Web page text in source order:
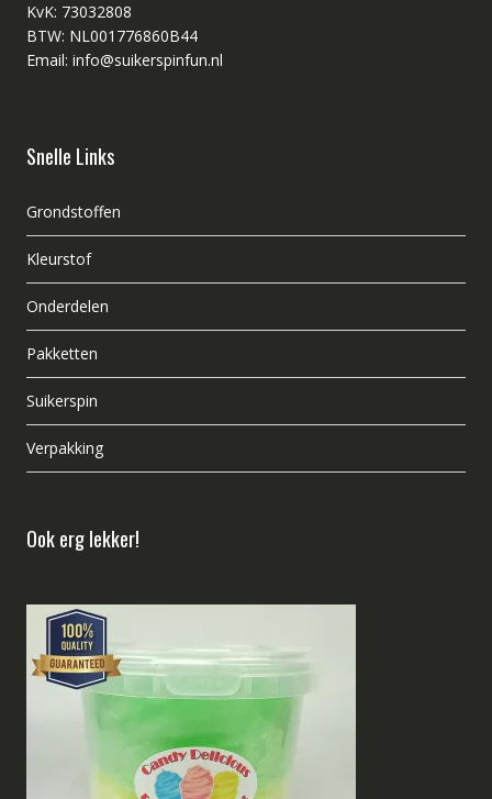
KvK: 73032808
BTW: NL001776860B44
Email: info@suikerspinfun.nl
Snelle Links
Grondstoffen
Kleurstof
Onderdelen
Pakketten
Suikerspin
Verpakking
Ook erg lekker!